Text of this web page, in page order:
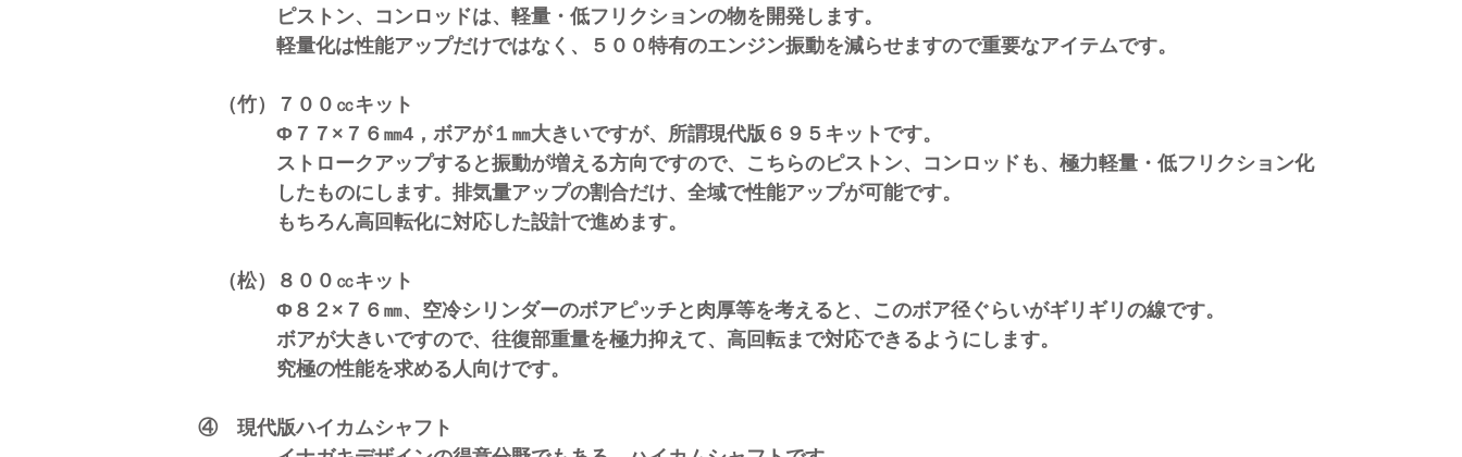
ピストン、コンロッドは、軽量・低フリクションの物を開発します。
軽量化は性能アップだけではなく、５００特有のエンジン振動を減らせますので重要なアイテムです。
（竹）７００㏄キット
Φ７７×７６㎜4，ボアが１㎜大きいですが、所謂現代版６９５キットです。
ストロークアップすると振動が増える方向ですので、こちらのピストン、コンロッドも、極力軽量・低フリクション化
したものにします。排気量アップの割合だけ、全域で性能アップが可能です。
もちろん高回転化に対応した設計で進めます。
（松）８００㏄キット
​ Φ８２×７６㎜、空冷シリンダーのボアピッチと肉厚等を考えると、このボア径ぐらいがギリギリの線です。
ボアが大きいですので、往復部重量を極力抑えて、高回転まで対応できるようにします。
究極の性能を求める人向けです。
④ 現代版ハイカムシャフト